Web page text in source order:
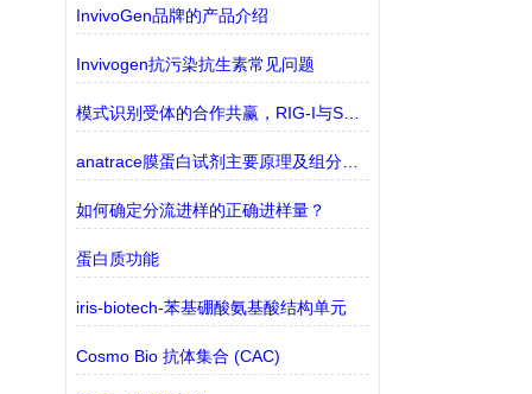
InvivoGen品牌的产品介绍
Invivogen抗污染抗生素常见问题
模式识别受体的合作共赢，RIG-I与STING的联盟
anatrace膜蛋白试剂主要原理及组分解析
如何确定分流进样的正确进样量？
蛋白质功能
iris-biotech-苯基硼酸氨基酸结构单元
Cosmo Bio 抗体集合 (CAC)